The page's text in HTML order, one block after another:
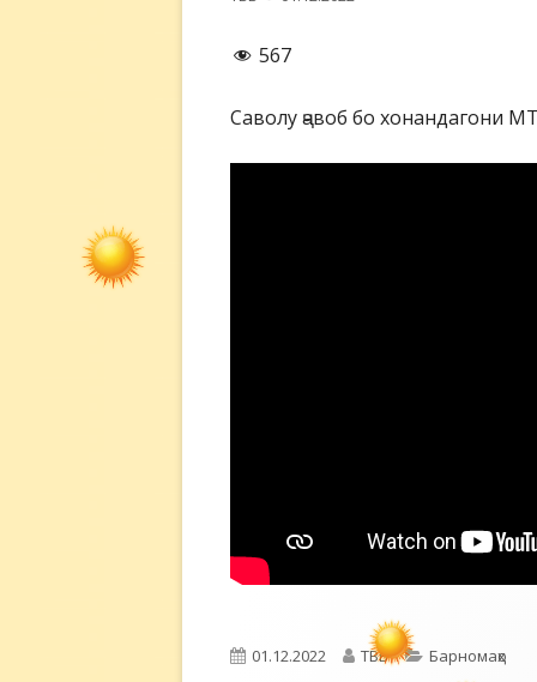
567
Саволу ҷавоб бо хонандагони
Опубликовано
01.12.2022 Автор
ТВБ Рубрики
Барномаҳо